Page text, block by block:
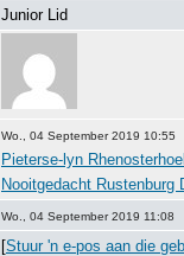
Junior Lid
Wo., 04 September 2019 10:55
Pieterse-lyn
Nooitgedacht Rustenburg
Wo., 04 September 2019 11:08
[Stuur 'n e-pos aan die